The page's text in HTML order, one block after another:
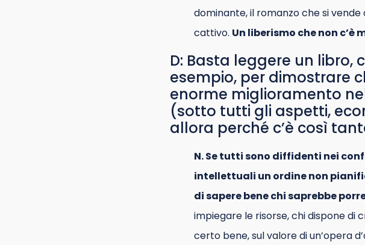
dominante, il romanzo che si
cattivo. Un liberismo che non
D: Basta leggere un libro,
esempio, per dimostrare
enorme miglioramento
(sotto tutti gli aspetti,
allora perché c’è così
N. Se tutti sono diffidenti nei
intellettuali un ordine non
di sapere bene chi saprebbe
impiegare le risorse, chi dispone di
certo bene, sul valore di un’opera